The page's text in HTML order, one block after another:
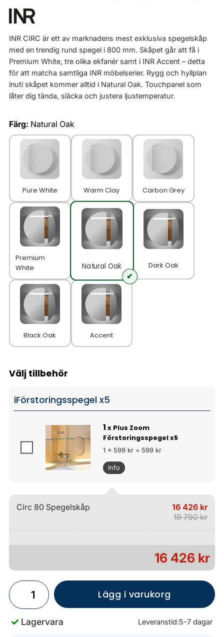
INR CIRC är ett av marknadens mest exklusiva spegelskåp
med en trendig rund spegel i 800 mm. Skåpet går att få i
Premium White, tre olika ekfanér samt i INR Accent – detta
för att matcha samtliga INR möbelserier. Rygg och hyllplan
inuti skåpet kommer alltid i Natural Oak. Touchpanel som
låter dig tända, släcka och justera ljustemperatur.
Färg: Natural Oak
Pure White Warm Clay Carbon Grey
Premium
White
Natural Oak Dark Oak
Black Oak Accent
Välj tillbehör
iFörstoringsspegel x5
1 x Plus Zoom
Förstoringsspegel x5
1 x 599 kr = 599 kr
Info
Circ 80 Spegelskåp
16 426 kr
19 790 kr
16 426 kr
Lägg i varukorg
Lagervara Leveranstid:5-7 dagar